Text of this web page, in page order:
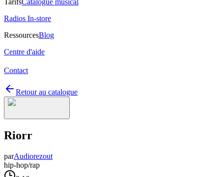
TarifsCatalogue musical
Radios In-store
RessourcesBlog
Centre d'aide
Contact
Retour au catalogue
Riorr
parAudiorezout
hip-hop/rap